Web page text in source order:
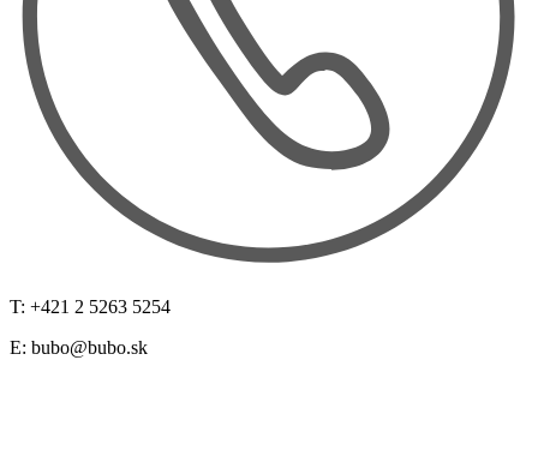
T: +421 2 5263 5254
E: bubo@bubo.sk